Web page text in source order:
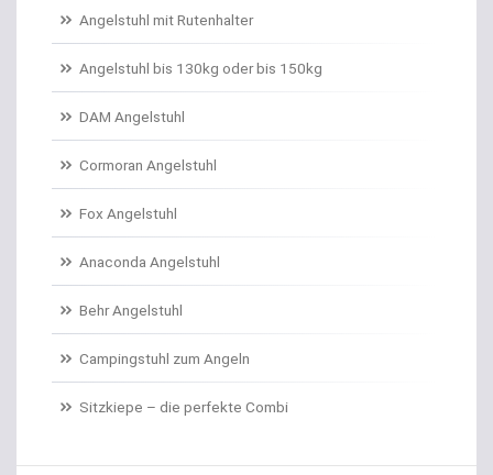
Angelschnur Waller
Angelschnur Zander/Barsch
Angelstühle
Angelstuhl Behr
Anti Tangle Booms
Assist Hooks
Auftriebskugeln
Auftriebssysteme für Köder
Baitcastrollen
Angelstuhl mit Rutenhalter
Angelstuhl bis 130kg oder bis 150kg
DAM Angelstuhl
Cormoran Angelstuhl
Fox Angelstuhl
Anaconda Angelstuhl
Behr Angelstuhl
Campingstuhl zum Angeln
Sitzkiepe – die perfekte Combi